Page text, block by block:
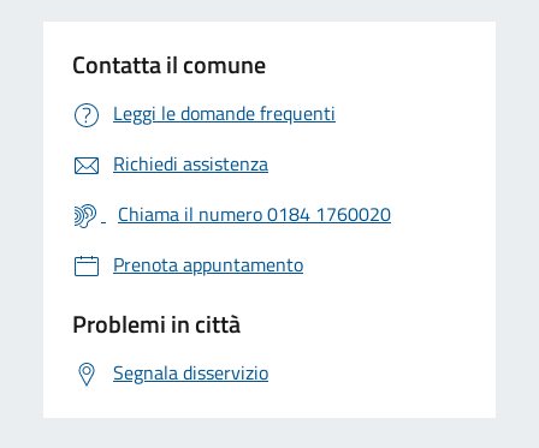
Contatta il comune
Leggi le domande frequenti
Richiedi assistenza
Chiama il numero 0184 1760020
Prenota appuntamento
Problemi in città
Segnala disservizio